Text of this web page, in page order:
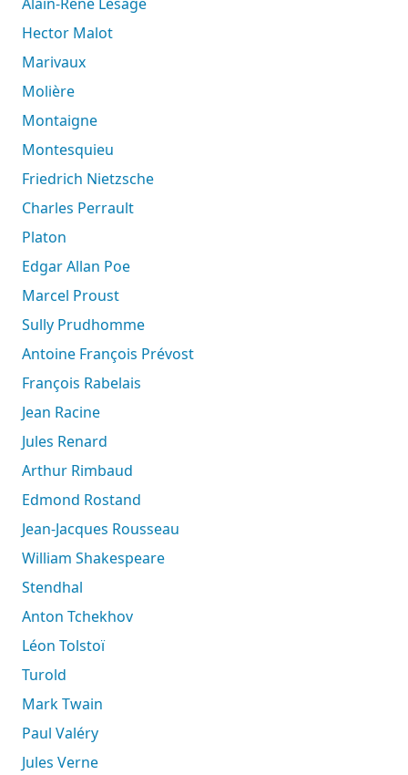
Hector Malot
Marivaux
Molière
Montaigne
Montesquieu
Friedrich Nietzsche
Charles Perrault
Platon
Edgar Allan Poe
Marcel Proust
Sully Prudhomme
Antoine François Prévost
François Rabelais
Jean Racine
Jules Renard
Arthur Rimbaud
Edmond Rostand
Jean-Jacques Rousseau
William Shakespeare
Stendhal
Anton Tchekhov
Léon Tolstoï
Turold
Mark Twain
Paul Valéry
Jules Verne